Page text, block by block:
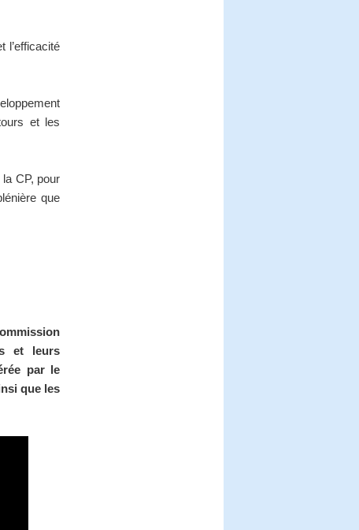
l’efficacité
et les
CP, pour
que
et leurs
par le
que les